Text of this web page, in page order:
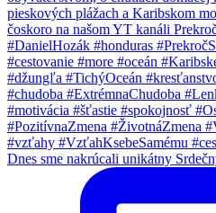
Dnes sme nakrúcali unikátny